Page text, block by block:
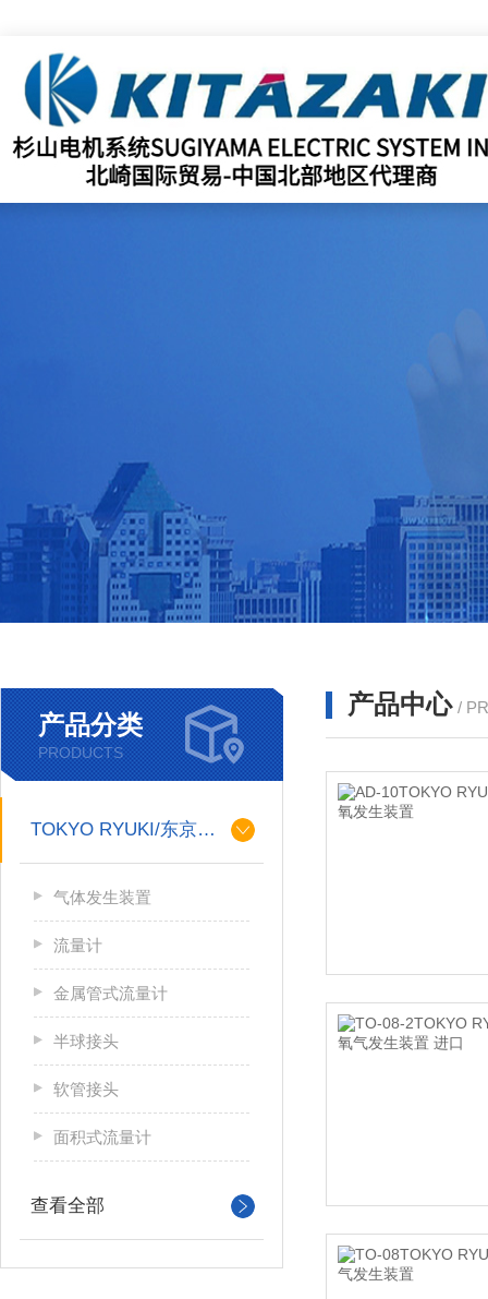
产品分类
PRODUCTS
TOKYO RYUKI/东京流机
气体发生装置
流量计
金属管式流量计
半球接头
软管接头
面积式流量计
查看全部
产品中心 /